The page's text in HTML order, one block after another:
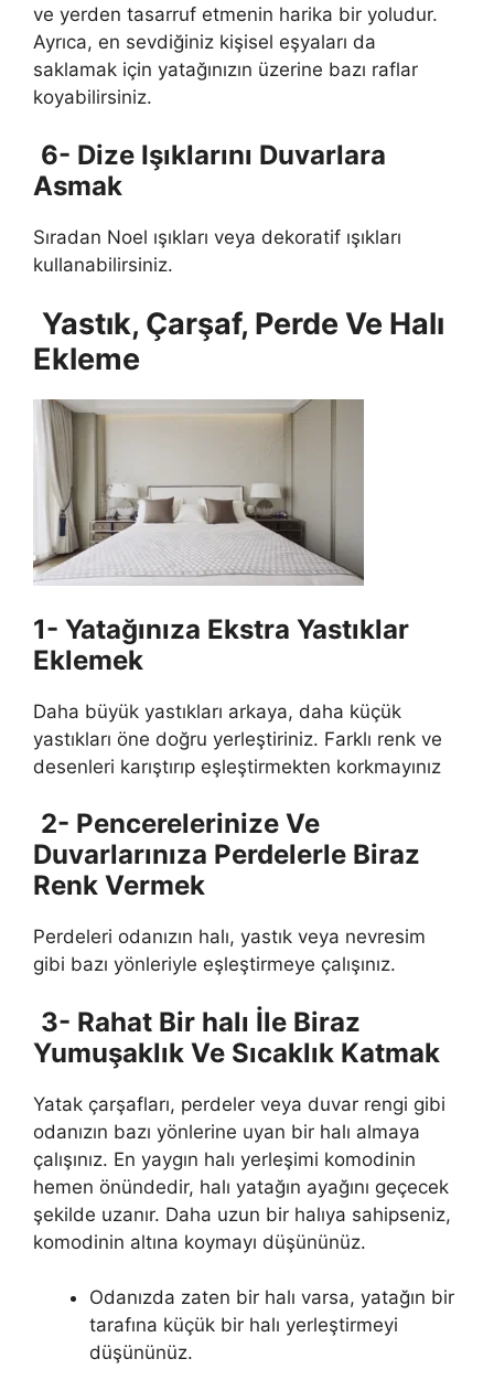
ve yerden tasarruf etmenin harika bir yoludur.
Ayrıca, en sevdiğiniz kişisel eşyaları da
saklamak için yatağınızın üzerine bazı raflar
koyabilirsiniz.
6- Dize Işıklarını Duvarlara
Asmak
Sıradan Noel ışıkları veya dekoratif ışıkları
kullanabilirsiniz.
Yastık, Çarşaf, Perde Ve Halı
Ekleme
1- Yatağınıza Ekstra Yastıklar
Eklemek
Daha büyük yastıkları arkaya, daha küçük
yastıkları öne doğru yerleştiriniz. Farklı renk ve
desenleri karıştırıp eşleştirmekten korkmayınız
2- Pencerelerinize Ve
Duvarlarınıza Perdelerle Biraz
Renk Vermek
Perdeleri odanızın halı, yastık veya nevresim
gibi bazı yönleriyle eşleştirmeye çalışınız.
3- Rahat Bir halı İle Biraz
Yumuşaklık Ve Sıcaklık Katmak
Yatak çarşafları, perdeler veya duvar rengi gibi
odanızın bazı yönlerine uyan bir halı almaya
çalışınız. En yaygın halı yerleşimi komodinin
hemen önündedir, halı yatağın ayağını geçecek
şekilde uzanır. Daha uzun bir halıya sahipseniz,
komodinin altına koymayı düşününüz.
Odanızda zaten bir halı varsa, yatağın bir
tarafına küçük bir halı yerleştirmeyi
düşününüz.